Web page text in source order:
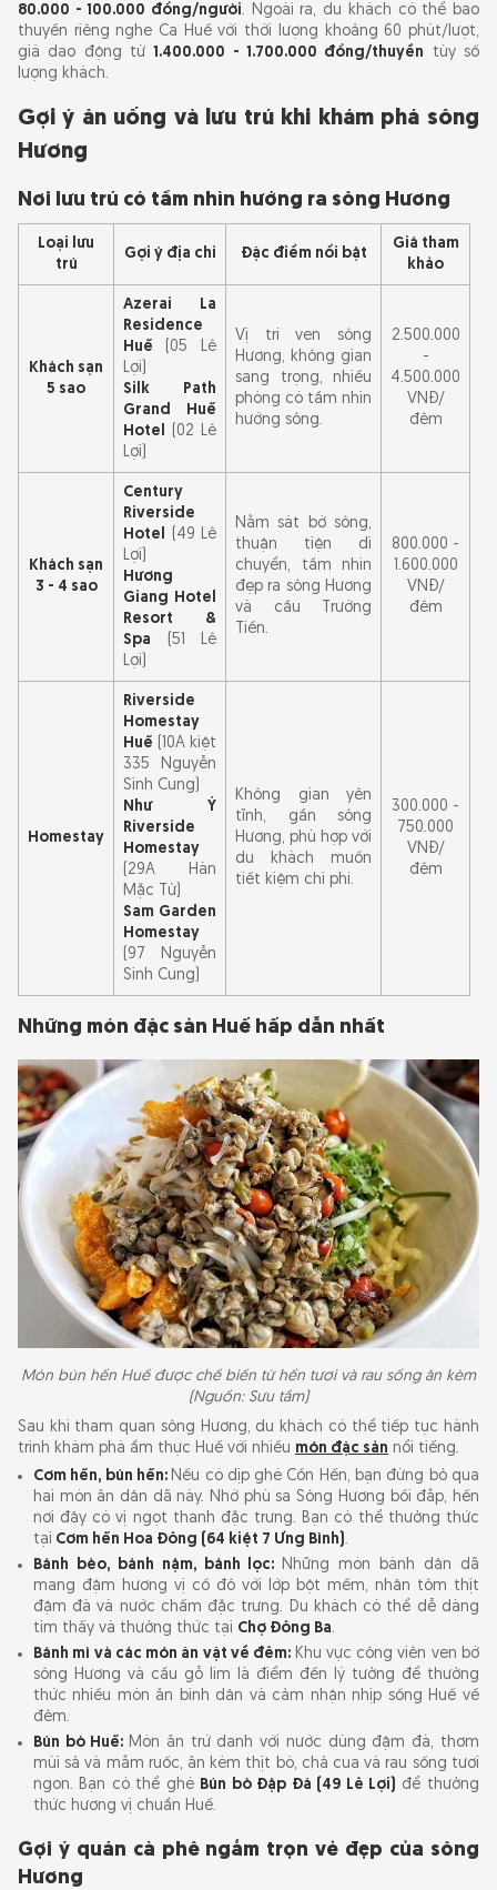
80.000 - 100.000 đồng/người. Ngoài ra, du khách có thể bao
thuyền riêng nghe Ca Huế với thời lượng khoảng 60 phút/lượt,
giá dao động từ1.400.000 - 1.700.000 đồng/thuyền tùy số
lượng khách.
Gợi ý ăn uống và lưu trú khi khám phá sông
Hương
Nơi lưu trú có tầm nhìn hướng ra sông Hương
Loại lưu
trú
Gợi ý địa chỉ Đặc điểm nổi bật
Giá tham
khảo
Khách sạn
5 sao
Azerai La
Residence
Huế
(05 Lê
Lợi)
Silk Path
Grand Huế
Hotel
(02 Lê
Lợi)
Vị trí ven sông
Hương, không gian
sang trọng, nhiều
phòng có tầm nhìn
hướng sông.
2.500.000
-
4.500.000
VNĐ/
đêm
Khách sạn
3 - 4 sao
Century
Riverside
Hotel
(49 Lê
Lợi)
Hương
Giang Hotel
Resort &
Spa (51 Lê
Lợi)
Nằm sát bờ sông,
thuận tiện di
chuyển, tầm nhìn
đẹp ra sông Hương
và cầu Trường
Tiền.
800.000 -
1.600.000
VNĐ/
đêm
Homestay
Riverside
Homestay
Huế (10A kiệt
335 Nguyễn
Sinh Cung)
Như Ý
Riverside
Homestay
(29A Hàn
Mặc Tử)
Sam Garden
Homestay
(97 Nguyễn
Sinh Cung)
Không gian yên
tĩnh, gần sông
Hương, phù hợp với
du khách muốn
tiết kiệm chi phí.
300.000 -
750.000
VNĐ/
đêm
Những món đặc sản Huế hấp dẫn nhất
Món bún hến Huế được chế biến từ hến tươi và rau sống ăn kèm
(Nguồn: Sưu tầm)
Sau khi tham quan sông Hương, du khách có thể tiếp tục hành
trình khám phá ẩm thực Huế với nhiều món đặc sản nổi tiếng.
Cơm hến, bún hến: Nếu có dịp ghé Cồn Hến, bạn đừng bỏ qua
hai món ăn dân dã này. Nhờ phù sa Sông Hương bồi đắp, hến
nơi đây có vị ngọt thanh đặc trưng. Bạn có thể thưởng thức
tại Cơm hến Hoa Đông (64 kiệt 7 Ưng Bình) .
Bánh bèo, bánh nậm, bánh lọc: Những món bánh dân dã
mang đậm hương vị cố đô với lớp bột mềm, nhân tôm thịt
đậm đà và nước chấm đặc trưng. Du khách có thể dễ dàng
tìm thấy và thưởng thức tại Chợ Đông Ba.
Bánh mì và các món ăn vặt về đêm: Khu vực công viên ven bờ
sông Hương và cầu gỗ lim là điểm đến lý tưởng để thưởng
thức nhiều món ăn bình dân và cảm nhận nhịp sống Huế về
đêm.
Bún bò Huế: Món ăn trứ danh với nước dùng đậm đà, thơm
mùi sả và mắm ruốc, ăn kèm thịt bò, chả cua và rau sống tươi
ngon. Bạn có thể ghé Bún bò Đập Đá (49 Lê Lợi)
để thưởng
thức hương vị chuẩn Huế.
Gợi ý quán cà phê ngắm trọn vẻ đẹp của sông
Hương